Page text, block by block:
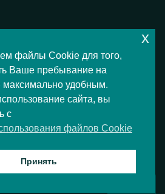
Эл № ФС77-73364 от 24.07.2018 г.
округа Восточное Измайлово.
бульвар, д. 50. т. +74994636209
защищены © 2021
файлы Cookie для того,
Ваше пребывание на
удобным.
сайта, вы
с
файлов Cookie
Принять
x